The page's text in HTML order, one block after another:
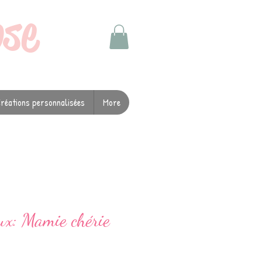
personnalisées More
Mamie chérie